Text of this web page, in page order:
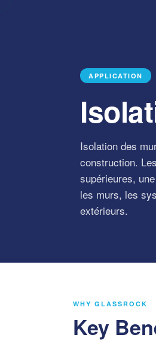
APPLICATION
Isolation des
construction.
supérieures,
les murs, les
extérieurs.
WHY GLASSROCK
Key